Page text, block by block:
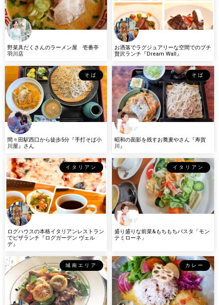
野菜具だくさんのラーメン屋 壱番亭
羽川店
お洒落でラグジュアリーな空間でのプチ
贅沢ランチ『Dream Wall』
そば
間々田駅西口から徒歩5分『手打そば小
川屋』さん
そば
昭和の面影を残すお蕎麦やさん『寿賀
川』
イタリアン
ログハウスの本格イタリアンレストラン
でピザランチ『ログガーデン ヴェル
デ』
イタリアン
盛り盛りな前菜&もちもちパスタ「モン
テミローネ」
城南エリア カレー